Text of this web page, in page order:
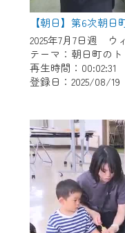
【朝日】第6次朝
2025年7月7日週 ウ
テーマ：朝日町の
再生時間：00:02:31
登録日：2025/08/19